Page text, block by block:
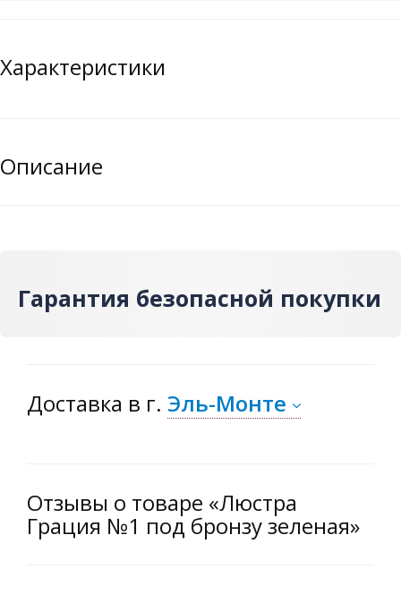
Характеристики
Описание
Гарантия безопасной покупки
Доставка в г. Эль-Монте
Отзывы о товаре «Люстра
Грация №1 под бронзу зеленая»